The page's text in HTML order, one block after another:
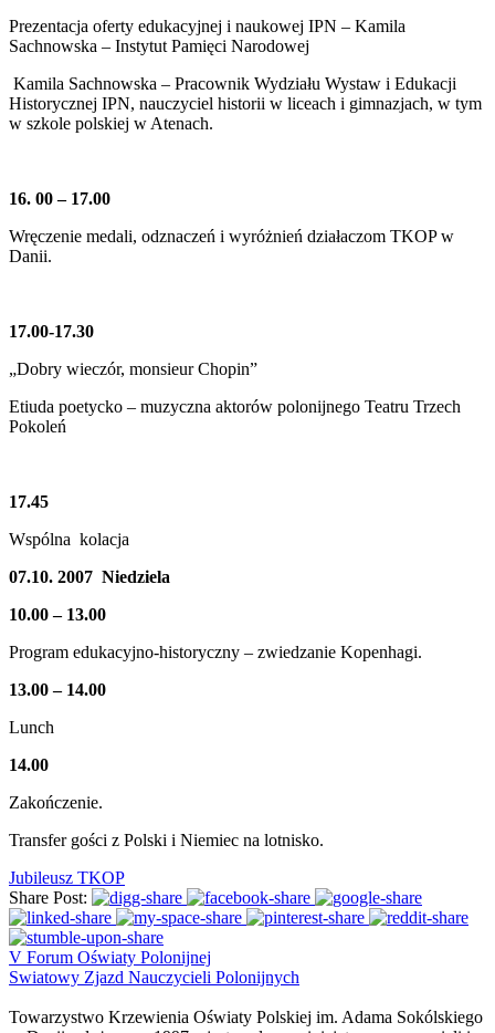
Prezentacja oferty edukacyjnej i naukowej IPN – Kamila
Sachnowska – Instytut Pamięci Narodowej
Kamila Sachnowska – Pracownik Wydziału Wystaw i Edukacji
Historycznej IPN, nauczyciel historii w liceach i gimnazjach, w tym
w szkole polskiej w Atenach.
16. 00 – 17.00
Wręczenie medali, odznaczeń i wyróżnień działaczom TKOP w
Danii.
17.00-17.30
„Dobry wieczór, monsieur Chopin”
Etiuda poetycko – muzyczna aktorów polonijnego Teatru Trzech
Pokoleń
17.45
Wspólna kolacja
07.10. 2007 Niedziela
10.00 – 13.00
Program edukacyjno-historyczny – zwiedzanie Kopenhagi.
13.00 – 14.00
Lunch
14.00
Zakończenie.
Transfer gości z Polski i Niemiec na lotnisko.
Jubileusz TKOP
Share Post:
V Forum Oświaty Polonijnej
Swiatowy Zjazd Nauczycieli Polonijnych
Towarzystwo Krzewienia Oświaty Polskiej im. Adama Sokólskiego